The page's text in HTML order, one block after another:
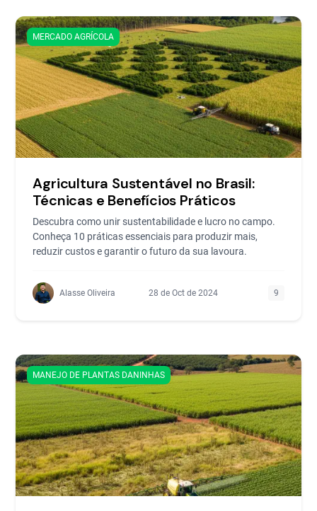
MERCADO AGRÍCOLA
Agricultura Sustentável no Brasil:
Técnicas e Benefícios Práticos
Descubra como unir sustentabilidade e lucro no campo.
Conheça 10 práticas essenciais para produzir mais,
reduzir custos e garantir o futuro da sua lavoura.
Alasse Oliveira 28 de Oct de 2024 9
MANEJO DE PLANTAS DANINHAS